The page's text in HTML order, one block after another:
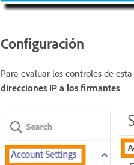
Configuración
Para evaluar los controles de
direcciones IP a los firmantes